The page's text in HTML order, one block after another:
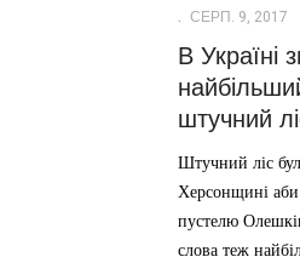
СЕРП. 9, 2017
В Україні
штучний
Штучний ліс
Херсонщині
пустелю
слова теж